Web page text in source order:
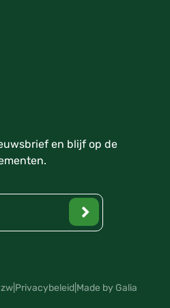
en blijf op de
| Privacybeleid| Made by Galia